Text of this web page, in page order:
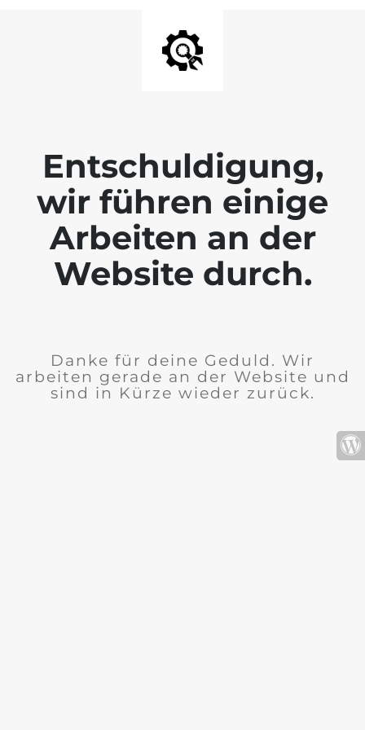
Entschuldigung,
wir führen einige
Arbeiten an der
Website durch.
Danke für deine Geduld. Wir
arbeiten gerade an der Website und
sind in Kürze wieder zurück.